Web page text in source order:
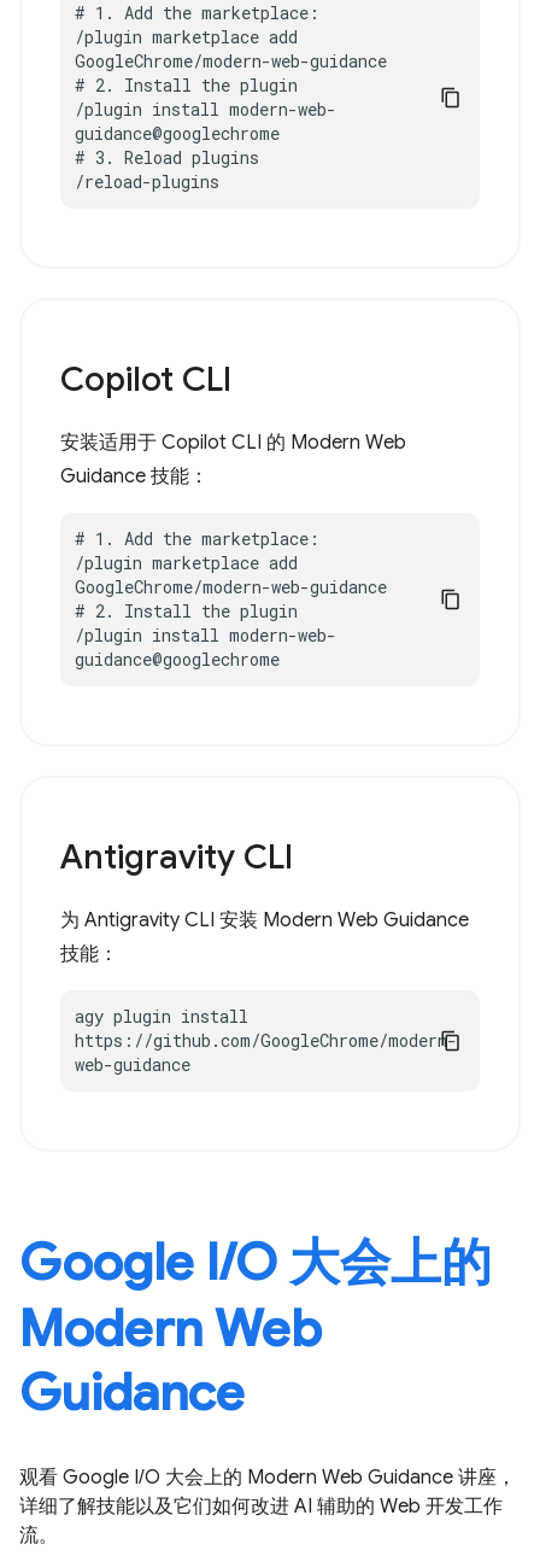
# 1. Add the marketplace:
/plugin marketplace add
GoogleChrome/modern-web-guidance
# 2. Install the plugin
/plugin install modern-web-
guidance@googlechrome
# 3. Reload plugins
/reload-plugins
Copilot CLI
安装适用于 Copilot CLI 的 Modern Web
Guidance 技能：
# 1. Add the marketplace:
/plugin marketplace add
GoogleChrome/modern-web-guidance
# 2. Install the plugin
/plugin install modern-web-
guidance@googlechrome
Antigravity CLI
为 Antigravity CLI 安装 Modern Web Guidance
技能：
agy plugin install
https://github.com/GoogleChrome/modern-
web-guidance
Google I / O 大会上的
Modern Web
Guidance
观看 Google I / O 大会上的 Modern Web Guidance 讲座，
详细了解技能以及它们如何改进 AI 辅助的 Web 开发工作
流。